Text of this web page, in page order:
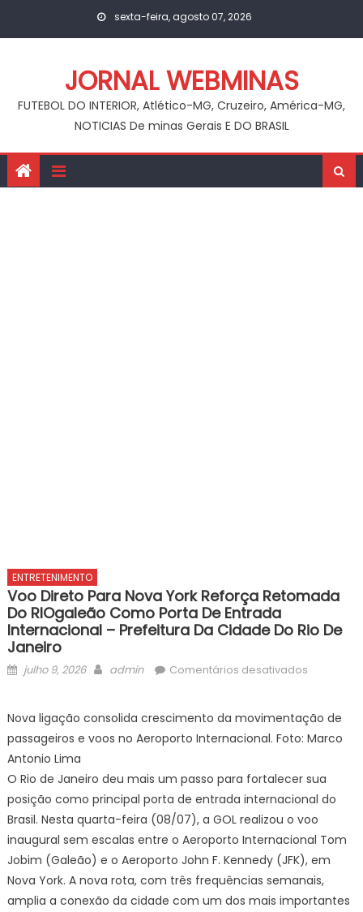
sexta-feira, agosto 07, 2026
JORNAL WEBMINAS
FUTEBOL DO INTERIOR, Atlético-MG, Cruzeiro, América-MG,
NOTICIAS De minas Gerais E DO BRASIL
ENTRETENIMENTO
Voo Direto Para Nova York Reforça Retomada
Do RIOgaleão Como Porta De Entrada
Internacional – Prefeitura Da Cidade Do Rio De
Janeiro
Posted
julho 9, 2026 Author
admin Comentários desativadosem
para
Nova
reforça
retomada
do
RIOgaleão
como
porta
Nova ligação consolida crescimento da movimentação de
passageiros e voos no Aeroporto Internacional. Foto: Marco
Antonio Lima
O Rio de Janeiro deu mais um passo para fortalecer sua
posição como principal porta de entrada internacional do
Brasil. Nesta quarta-feira (08/07), a GOL realizou o voo
inaugural sem escalas entre o Aeroporto Internacional Tom
Jobim (Galeão) e o Aeroporto John F. Kennedy (JFK), em
Nova York. A nova rota, com três frequências semanais,
amplia a conexão da cidade com um dos mais importantes